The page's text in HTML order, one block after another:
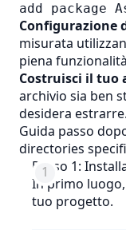
add package
Configurazione
misurata
piena
Costruisci il tuo
archivio sia ben
desidera estrarre.
Guida passo
directories
Passo 1:
In primo
tuo progetto.